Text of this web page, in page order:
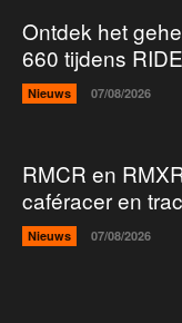
Ontdek het
660 tijdens
Nieuws 07/08/2026
RMCR en
caféracer en
Nieuws 07/08/2026